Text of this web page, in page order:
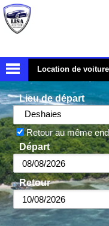
Location de
Lieu de départ
Deshaies
Retour au même
Départ
Retour